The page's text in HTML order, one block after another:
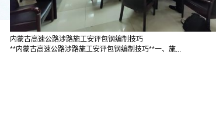
内蒙古高速公路涉路施工安评包钢编制技巧
**内蒙古高速公路涉路施工安评包钢编制技巧**一、施...